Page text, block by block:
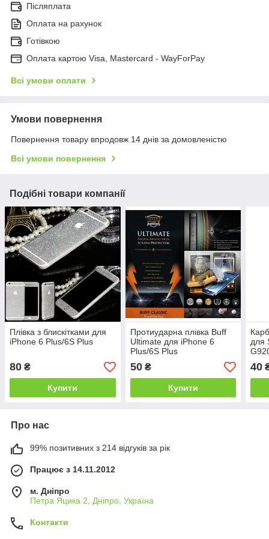
Післяплата
Оплата на рахунок
Готівкою
Оплата картою Visa, Mastercard - WayForPay
Всі умови оплати
Умови повернення
Повернення товару впродовж 14 днів за домовленістю
Всі умови повернення
Подібні товари компанії
Плівка з блискітками для
iPhone 6 Plus/6S Plus
80 ₴
Купити
Протиударна плівка Buff
Ultimate для iPhone 6
Plus/6S Plus
50₴
Купити
для
40
Про нас
99% позитивних з 214 відгуків за рік
Працює з 14.11.2012
м. Дніпро
Петра Яцика 2, Дніпро, Україна
Контакти